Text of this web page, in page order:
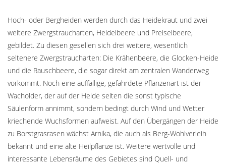
Hoch- oder Bergheiden werden durch das Heidekraut und zwei
weitere Zwergstraucharten, Heidelbeere und Preiselbeere,
gebildet. Zu diesen gesellen sich drei weitere, wesentlich
seltenere Zwergstraucharten: Die Krähenbeere, die Glocken-Heide
und die Rauschbeere, die sogar direkt am zentralen Wanderweg
vorkommt. Noch eine auffällige, gefährdete Pflanzenart ist der
Wacholder, der auf der Heide selten die sonst typische
Säulenform annimmt, sondern bedingt durch Wind und Wetter
kriechende Wuchsformen aufweist. Auf den Übergängen der Heide
zu Borstgrasrasen wächst Arnika, die auch als Berg-Wohlverleih
bekannt und eine alte Heilpflanze ist. Weitere wertvolle und
interessante Lebensräume des Gebietes sind Quell- und